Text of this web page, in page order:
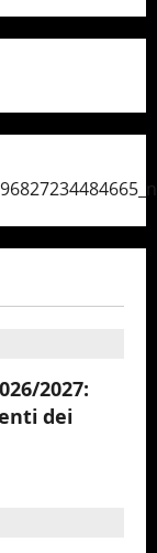
2027:
dei